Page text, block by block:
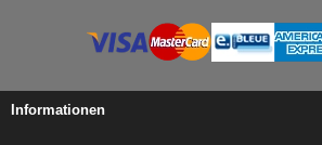
Informationen